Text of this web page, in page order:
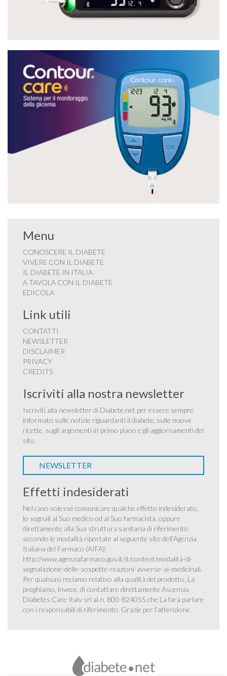
Menu
CONOSCERE IL DIABETE
VIVERE CON IL DIABETE
IL DIABETE IN ITALIA
A TAVOLA CON IL DIABETE
EDICOLA
Link utili
CONTATTI
NEWSLETTER
DISCLAIMER
PRIVACY
CREDITS
Iscriviti alla nostra newsletter
Iscriviti alla newsletter di Diabete.net per essere sempre
informato sulle notizie riguardanti il diabete, sulle nuove
ricette, sugli argomenti in primo piano e gli aggiornamenti del
sito.
NEWSLETTER
Effetti indesiderati
Nel caso volesse comunicare qualche effetto indesiderato,
lo segnali al Suo medico od al Suo farmacista, oppure
direttamente alla Sua struttura sanitaria di riferimento
secondo le modalità riportate al seguente sito dell’Agenzia
Italiana del Farmaco (AIFA):
http://www.agenziafarmaco.gov.it/it/content/modalità-di-
segnalazione-delle-sospette-reazioni-avverse-ai-medicinali.
Per qualsiasi reclamo relativo alla qualità del prodotto, La
preghiamo, invece, di contattare direttamente Ascensia
Diabetes Care Italy srl al n. 800-824055 che La farà parlare
con i responsabili di riferimento. Grazie per l’attenzione.